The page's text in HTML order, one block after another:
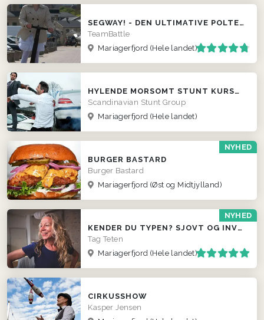
SEGWAY! - DEN ULTIMATIVE POLTERABEND EVENT
TeamBattle
Mariagerfjord (Hele landet)
HYLENDE MORSOMT STUNT KURSUS TIL FIRMAER
Scandinavian Stunt Group
Mariagerfjord (Hele landet)
NYHED
BURGER BASTARD
Burger Bastard
Mariagerfjord (Øst og Midtjylland)
NYHED
KENDER DU TYPEN? SJOVT OG INVOLVERENDE INDSLAG
Tag Teten
Mariagerfjord (Hele landet)
CIRKUSSHOW
Kasper Jensen